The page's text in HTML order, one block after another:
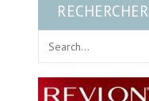
RECHERCHER